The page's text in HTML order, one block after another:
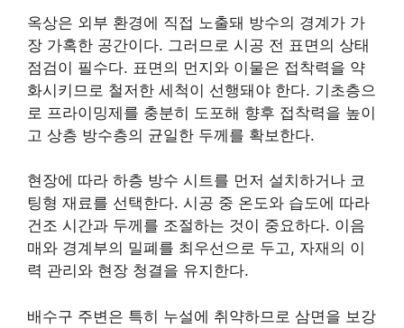
옥상은 외부 환경에 직접 노출돼 방수의 경계가 가
장 가혹한 공간이다. 그러므로 시공 전 표면의 상태
점검이 필수다. 표면의 먼지와 이물은 접착력을 약
화시키므로 철저한 세척이 선행돼야 한다. 기초층으
로 프라이밍제를 충분히 도포해 향후 접착력을 높이
고 상층 방수층의 균일한 두께를 확보한다.
현장에 따라 하층 방수 시트를 먼저 설치하거나 코
팅형 재료를 선택한다. 시공 중 온도와 습도에 따라
건조 시간과 두께를 조절하는 것이 중요하다. 이음
매와 경계부의 밀폐를 최우선으로 두고, 자재의 이
력 관리와 현장 청결을 유지한다.
배수구 주변은 특히 누설에 취약하므로 삼면을 보강